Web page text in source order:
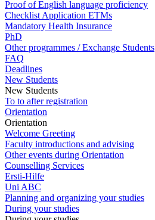
Proof of English language proficiency
Checklist Application ETMs
Mandatory Health Insurance
PhD
Other programmes / Exchange Students
FAQ
Deadlines
New Students
New Students
To to after registration
Orientation
Orientation
Welcome Greeting
Faculty introductions and advising
Other events during Orientation
Counselling Services
Ersti-Hilfe
Uni ABC
Planning and organizing your studies
During your studies